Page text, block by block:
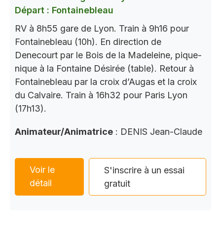
Départ : Fontainebleau
RV à 8h55 gare de Lyon. Train à 9h16 pour
Fontainebleau (10h). En direction de
Denecourt par le Bois de la Madeleine, pique-
nique à la Fontaine Désirée (table). Retour à
Fontainebleau par la croix d’Augas et la croix
du Calvaire. Train à 16h32 pour Paris Lyon
(17h13).
Animateur/Animatrice : DENIS Jean-Claude
Voir le
détail
S'inscrire à un essai
gratuit